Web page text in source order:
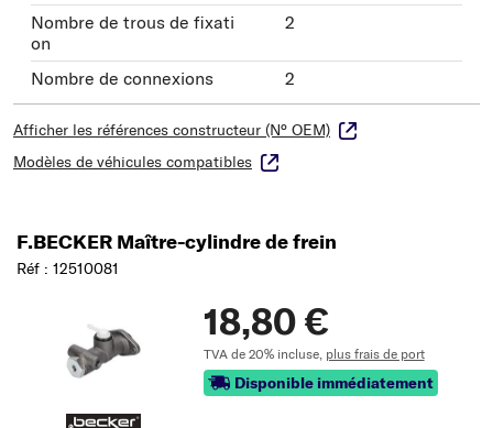
Nombre de trous de fixati
on
2
Nombre de connexions 2
Afficher les références constructeur (N° OEM)
Modèles de véhicules compatibles
F.BECKER Maître-cylindre de frein
Réf : 12510081
18,80 €
TVA de 20% incluse, plus frais de port
Disponible immédiatement